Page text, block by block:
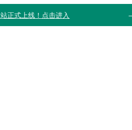
正式上线！点击进入